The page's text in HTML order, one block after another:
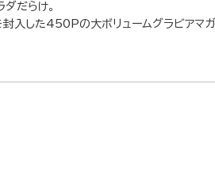
だらけ。
入した450Pの大ボリュームグラビアマガ